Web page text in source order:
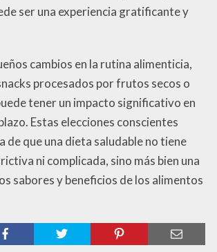
ser una experiencia gratificante y
cambios en la rutina alimenticia,
procesados por frutos secos o
tener un impacto significativo en
Estas elecciones conscientes
de que una dieta saludable no tiene
ni complicada, sino más bien una
sabores y beneficios de los alimentos